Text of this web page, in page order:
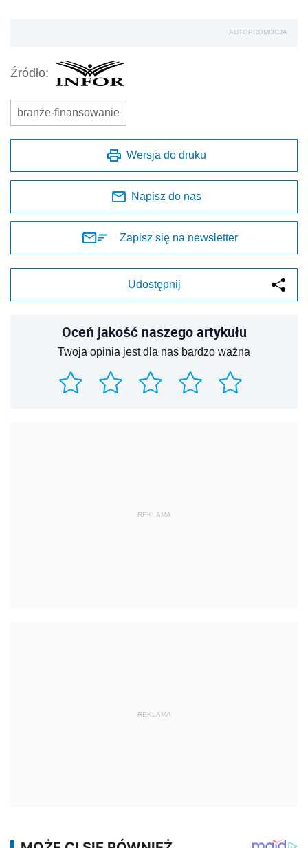
AUTOPROMOCJA
Źródło:
branże-finansowanie
Wersja do druku
Napisz do nas
Zapisz się na newsletter
Udostępnij
Oceń jakość naszego artykułu
Twoja opinia jest dla nas bardzo ważna
REKLAMA
REKLAMA